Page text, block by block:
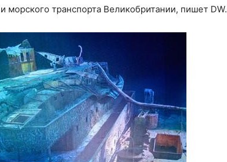
морского транспорта Великобритании, пишет DW.